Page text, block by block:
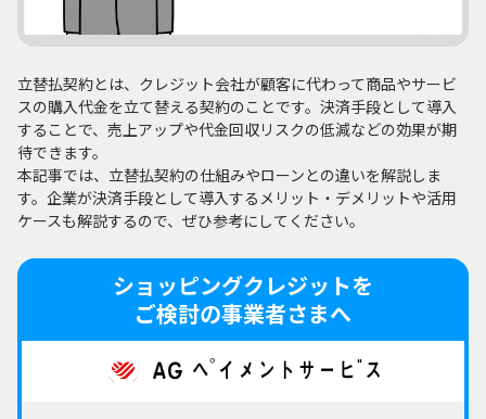
立替払契約とは、クレジット会社が顧客に代わって商品やサービ
スの購入代金を立て替える契約のことです。決済手段として導入
することで、売上アップや代金回収リスクの低減などの効果が期
待できます。
本記事では、立替払契約の仕組みやローンとの違いを解説しま
す。企業が決済手段として導入するメリット・デメリットや活用
ケースも解説するので、ぜひ参考にしてください。
ショッピングクレジットを
ご検討の事業者さまへ